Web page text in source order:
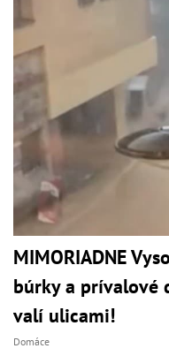
MIMORIADNE
búrky a prívalové
valí ulicami!
Domáce